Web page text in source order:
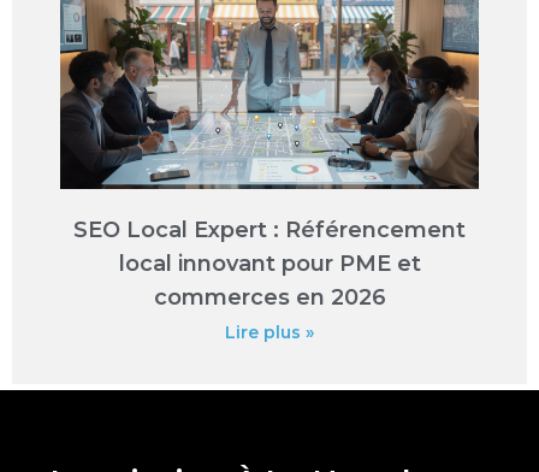
SEO Local Expert : Référencement
local innovant pour PME et
commerces en 2026
Lire plus »